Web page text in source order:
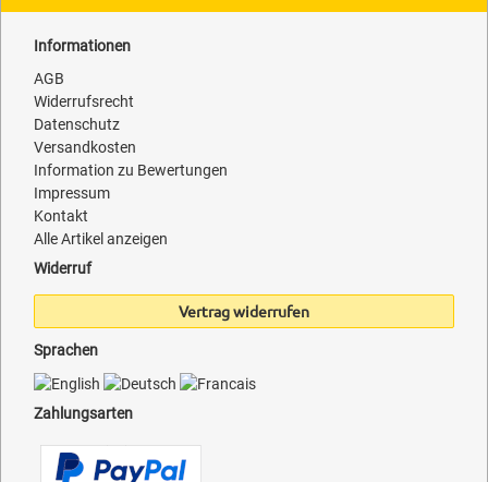
Informationen
AGB
Widerrufsrecht
Datenschutz
Versandkosten
Information zu Bewertungen
Impressum
Kontakt
Alle Artikel anzeigen
Widerruf
Vertrag widerrufen
Sprachen
Zahlungsarten